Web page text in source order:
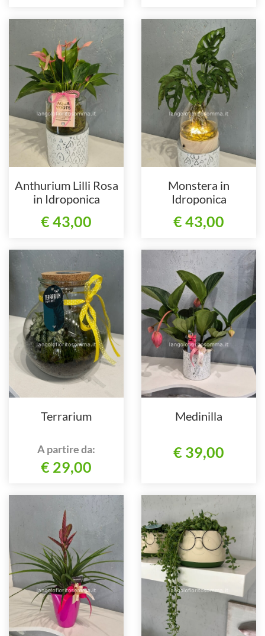
Anthurium Lilli Rosa
in Idroponica
€ 43,00
Monstera in
Idroponica
€ 43,00
Terrarium
A partire da:
€ 29,00
Medinilla
€ 39,00